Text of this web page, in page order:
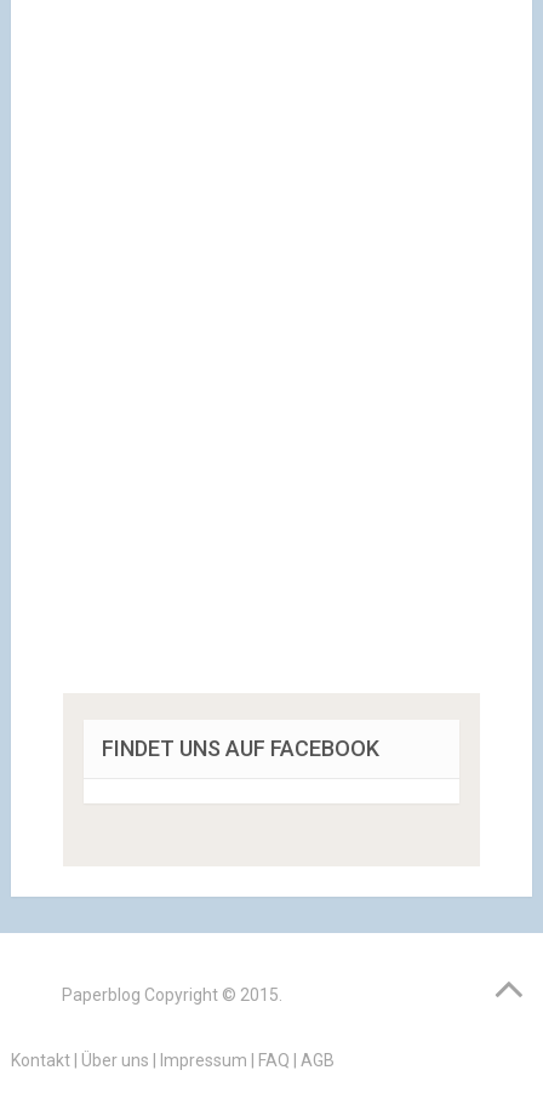
FINDET UNS AUF FACEBOOK
Paperblog Copyright © 2015.
Kontakt| Über uns Impressum FAQ AGB